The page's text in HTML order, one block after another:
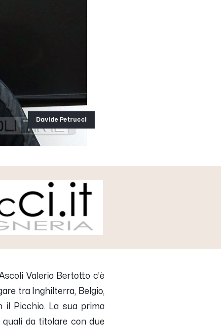
Davide Petrucci
Valerio Bertotto c'è
tra Inghilterra, Belgio,
il Picchio. La sua prima
da titolare con due